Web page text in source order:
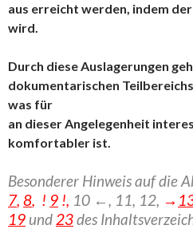
aus erreicht werden, indem
wird.
Durch diese Auslagerungen
dokumentarischen
was für
an dieser Angelegenheit
komfortabler ist.
Besonderer Hinweis auf die
7, 8, ! 9 !, 10 ←, 11, 12, →
19 und 23des